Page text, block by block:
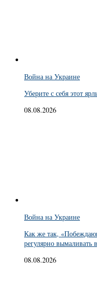
Война на Украине
Уберите с себя этот
08.08.2026
Война на Украине
Как же так,
регулярно вымаливать
08.08.2026